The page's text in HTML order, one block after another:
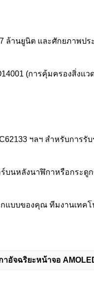
ล้านยูนิต และศักยภาพปร
(การคุ้มครองสิ่ง
ฯลฯ สําหรับการ
นหลังนาฬิกาหรือกระดู
บบของคุณ ทีมงานเทค
าอัจฉริยะหน้าจอ